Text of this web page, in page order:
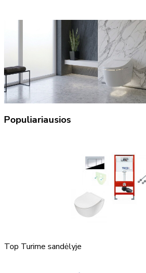
Populiariausios
Top Turime sandėlyje